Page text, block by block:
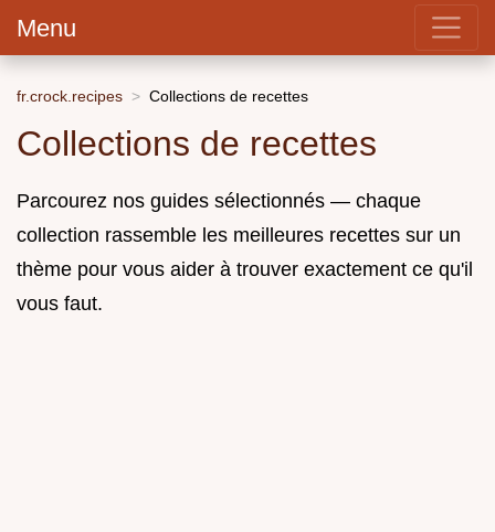
Menu
fr.crock.recipes Collections de recettes
Collections de recettes
Parcourez nos guides sélectionnés — chaque
collection rassemble les meilleures recettes sur un
thème pour vous aider à trouver exactement ce qu'il
vous faut.